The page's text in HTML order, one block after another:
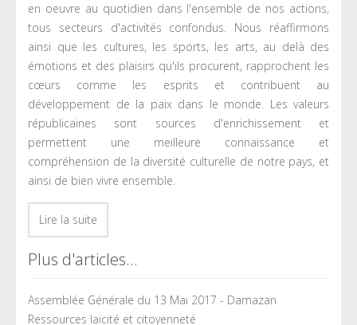
en oeuvre au quotidien dans l'ensemble de nos actions,
tous secteurs d'activités confondus. Nous réaffirmons
ainsi que les cultures, les sports, les arts, au delà des
émotions et des plaisirs qu'ils procurent, rapprochent les
cœurs comme les esprits et contribuent au
développement de la paix dans le monde. Les valeurs
républicaines sont sources d'enrichissement et
permettent une meilleure connaissance et
compréhension de la diversité culturelle de notre pays, et
ainsi de bien vivre ensemble.
Lire la suite
Plus d'articles...
Assemblée Générale du 13 Mai 2017 - Damazan
Ressources laïcité et citoyenneté